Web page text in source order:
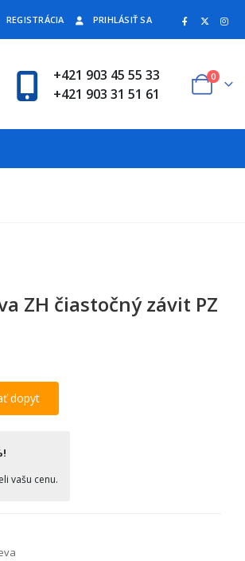
REGISTRÁCIA PRIHLÁSIŤ SA
+421 903 45 55 33
+421 903 31 51 61
0
ZH čiastočný závit PZ
dopyt
vašu cenu.